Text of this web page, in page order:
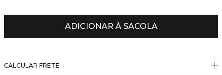
ADICIONAR À SACOLA
CALCULAR FRETE